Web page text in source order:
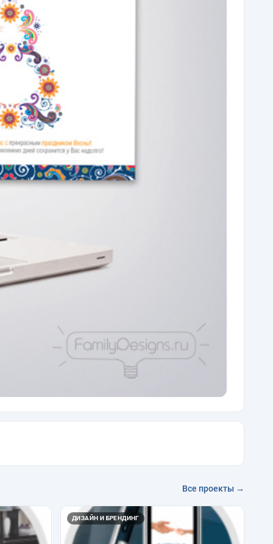
Все проекты →
ДИЗАЙН И БРЕНДИНГ